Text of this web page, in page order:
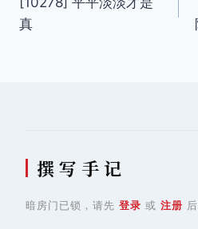
章
真
撰 写 手 记
暗房门已锁，请先 登录 或 注册